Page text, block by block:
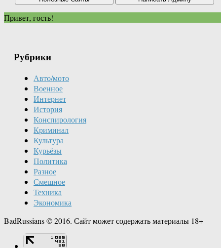
Привет, гость!
Рубрики
Авто/мото
Военное
Интернет
История
Конспирология
Криминал
Культура
Курьёзы
Политика
Разное
Смешное
Техника
Экономика
BadRussians © 2016. Сайт может содержать материалы 18+